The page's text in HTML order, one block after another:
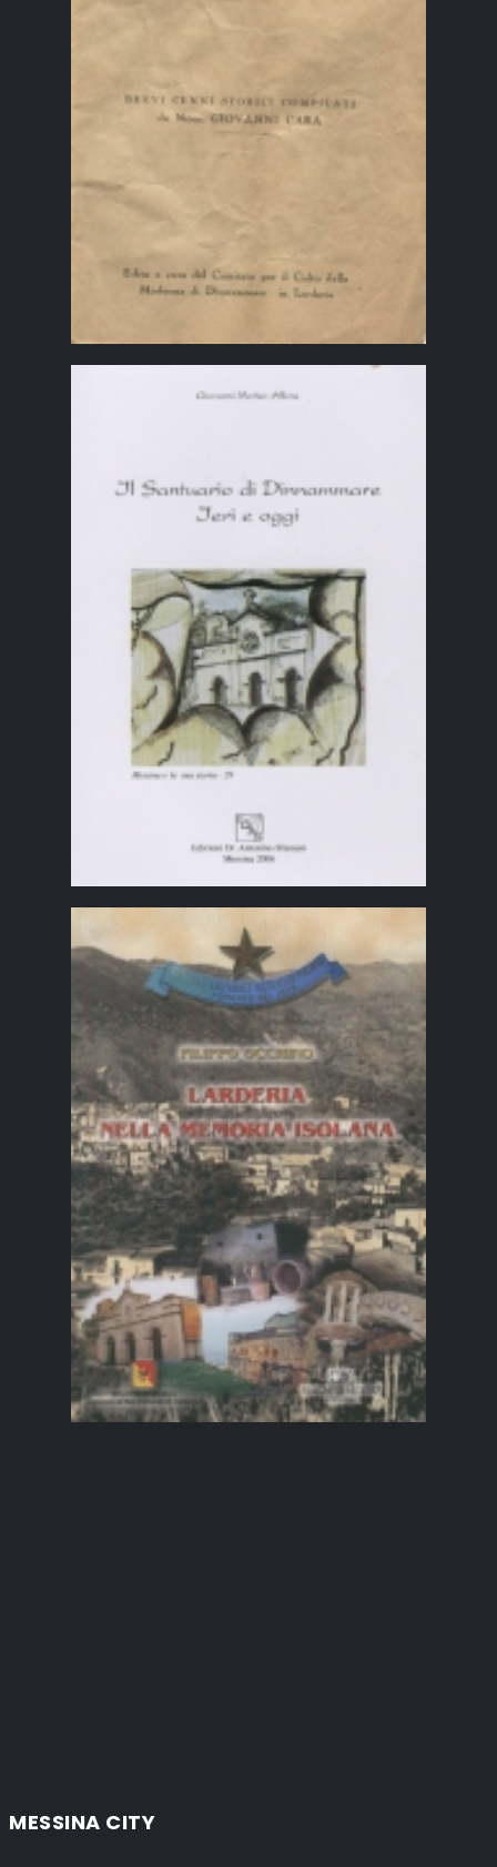
MESSINA CITY